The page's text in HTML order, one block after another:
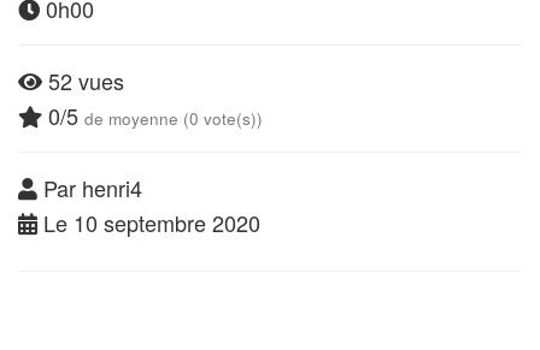
0h00
52 vues
0/5 de moyenne (0 vote(s))
Par henri4
Le 10 septembre 2020